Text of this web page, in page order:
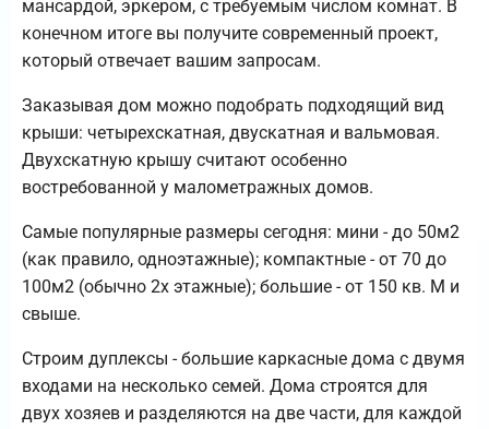
мансардой, эркером, с требуемым числом комнат. В
конечном итоге вы получите современный проект,
который отвечает вашим запросам.
Заказывая дом можно подобрать подходящий вид
крыши: четырехскатная, двускатная и вальмовая.
Двухскатную крышу считают особенно
востребованной у малометражных домов.
Самые популярные размеры сегодня: мини - до 50м2
(как правило, одноэтажные); компактные - от 70 до
100м2 (обычно 2х этажные); большие - от 150 кв. М и
свыше.
Строим дуплексы - большие каркасные дома с двумя
входами на несколько семей. Дома строятся для
двух хозяев и разделяются на две части, для каждой